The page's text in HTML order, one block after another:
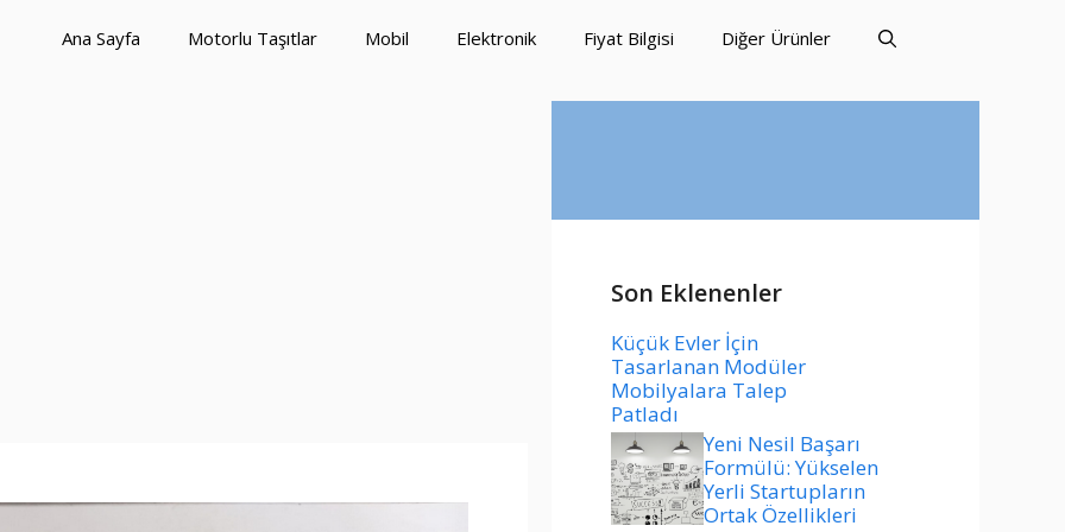
Ana Sayfa Motorlu Taşıtlar Mobil Elektronik Fiyat Bilgisi Diğer Ürünler
Son Eklenenler
Küçük Evler İçin
Tasarlanan Modüler
Mobilyalara Talep
Patladı
Yeni Nesil Başarı
Formülü: Yükselen
Yerli Startupların
Ortak Özellikleri